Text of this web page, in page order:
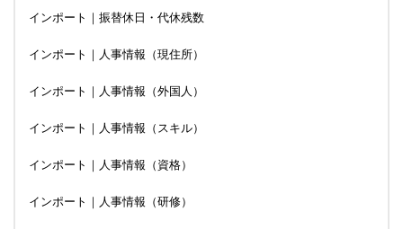
インポート｜振替休日・代休残数
インポート｜人事情報（現住所）
インポート｜人事情報（外国人）
インポート｜人事情報（スキル）
インポート｜人事情報（資格）
インポート｜人事情報（研修）